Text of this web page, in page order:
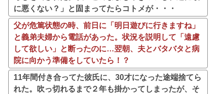
に悪くない？」と固まってたらコトメが・・・
父が危篤状態の時、前日に「明日遊びに行きますね」
と義弟夫婦から電話があった。状況を説明して「遠慮
して欲しい」と断ったのに…翌朝、夫とバタバタと病
院に向かう準備をしていたら！？
11年間付き合ってた彼氏に、30才になった途端捨てら
れた。吹っ切れるまで２年も掛かってしまったが、そ